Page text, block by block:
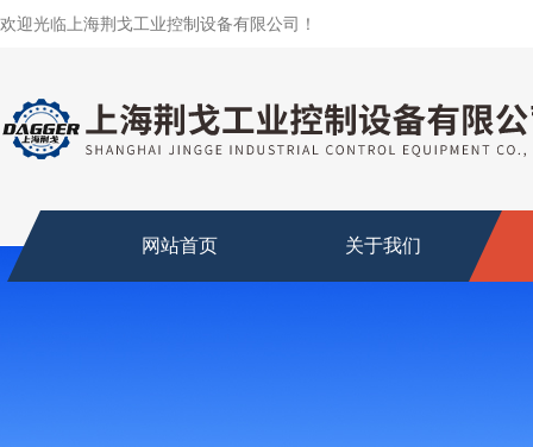
欢迎光临上海荆戈工业控制设备有限公司！
网站首页 关于我们